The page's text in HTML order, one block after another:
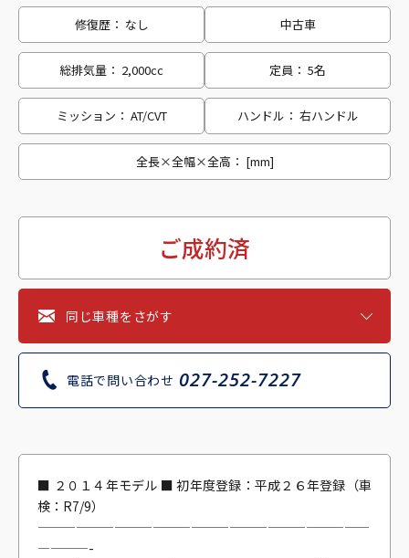
修復歴： なし 中古車
総排気量： 2,000cc 定員： 5名
ミッション： AT/CVT ハンドル： 右ハンドル
全長×全幅×全高： [mm]
ご成約済
同じ車種をさがす
電話で問い合わせ 027-252-7227
■ ２０１４年モデル ■ 初年度登録：平成２６年登録（車
検：R7/9）
——————————————————————————
————-